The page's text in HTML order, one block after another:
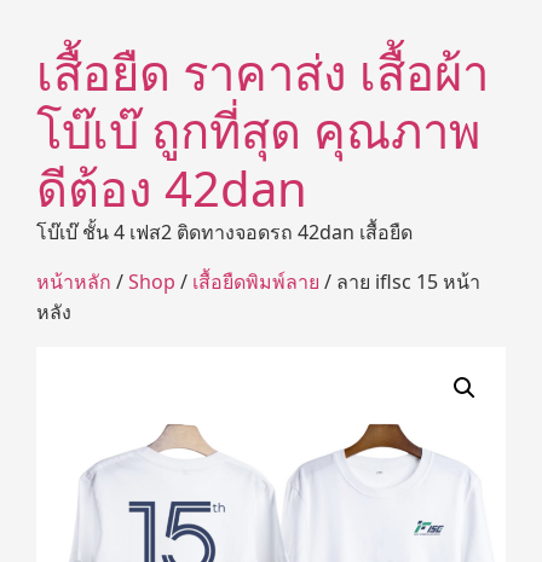
เสื้อยืด ราคาส่ง เสื้อผ้า
โบ๊เบ๊ ถูกที่สุด คุณภาพ
ดีต้อง 42dan
โบ๊เบ๊ ชั้น 4 เฟส2 ติดทางจอดรถ 42dan เสื้อยืด
หน้าหลัก /Shop / เสื้อยืดพิมพ์ลาย / ลาย iflsc 15 หน้า
หลัง